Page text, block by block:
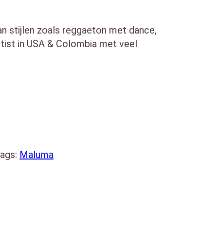
stijlen zoals reggaeton met dance,
in USA & Colombia met veel
Maluma